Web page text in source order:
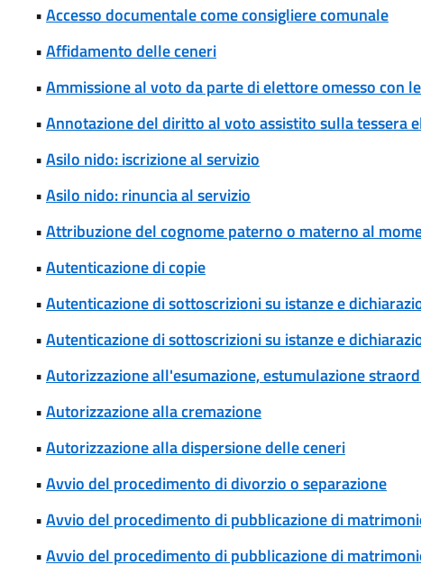
•Accesso documentale come consigliere comunale
•Affidamento delle ceneri
•Ammissione al voto da parte di elettore omesso con
•Annotazione del diritto al voto assistito sulla tessera
•Asilo nido: iscrizione al servizio
•Asilo nido: rinuncia al servizio
•Attribuzione del cognome paterno o materno al
•Autenticazione di copie
•Autenticazione di sottoscrizioni su istanze e
•Autenticazione di sottoscrizioni su istanze e
•Autorizzazione all'esumazione, estumulazione
•Autorizzazione alla cremazione
•Autorizzazione alla dispersione delle ceneri
•Avvio del procedimento di divorzio o separazione
•Avvio del procedimento di pubblicazione di
•Avvio del procedimento di pubblicazione di